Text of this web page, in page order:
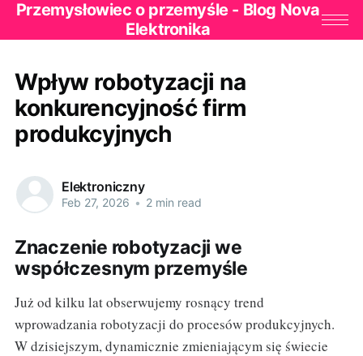
Przemysłowiec o przemyśle - Blog Nova
Elektronika
Wpływ robotyzacji na
konkurencyjność firm
produkcyjnych
Elektroniczny
Feb 27, 2026 • 2 min read
Znaczenie robotyzacji we
współczesnym przemyśle
Już od kilku lat obserwujemy rosnący trend
wprowadzania robotyzacji do procesów produkcyjnych.
W dzisiejszym, dynamicznie zmieniającym się świecie